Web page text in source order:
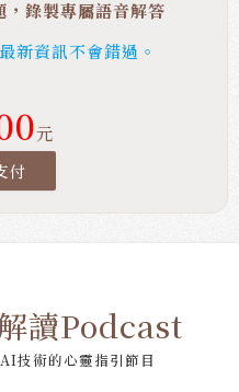
，錄製專屬語音解答
新資訊不會錯過。
元
付
讀Podcast
技術的心靈指引節目